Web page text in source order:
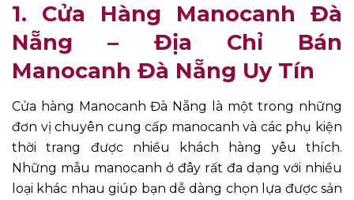
1. Cửa Hàng Manocanh Đà
Nẵng – Địa Chỉ Bán
Manocanh Đà Nẵng Uy Tín
Cửa hàng Manocanh Đà Nẵng là một trong những
đơn vị chuyên cung cấp manocanh và các phụ kiện
thời trang được nhiều khách hàng yêu thích.
Những mẫu manocanh ở đây rất đa dạng với nhiều
loại khác nhau giúp bạn dễ dàng chọn lựa được sản